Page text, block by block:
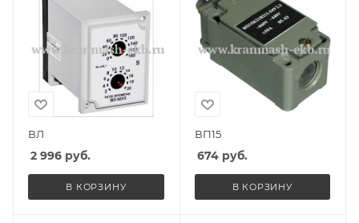
ВЛ
2 996 руб.
В КОРЗИНУ
ВП15
674руб.
В КОРЗИНУ